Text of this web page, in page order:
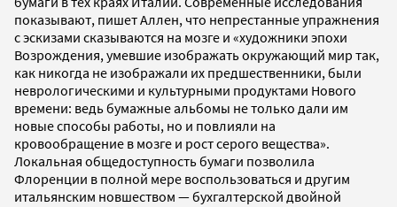
показывают, пишет Аллен, что непрестанные упражнения
с эскизами сказываются на мозге и «художники эпохи
Возрождения, умевшие изображать окружающий мир так,
как никогда не изображали их предшественники, были
неврологическими и культурными продуктами Нового
времени: ведь бумажные альбомы не только дали им
новые способы работы, но и повлияли на
кровообращение в мозге и рост серого вещества».
Локальная общедоступность бумаги позволила
Флоренции в полной мере воспользоваться и другим
итальянским новшеством — бухгалтерской двойной